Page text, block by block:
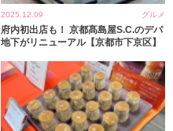
2025.12.09 グルメ
府内初出店も！ 京都髙島屋S.C.のデパ
地下がリニューアル【京都市下京区】